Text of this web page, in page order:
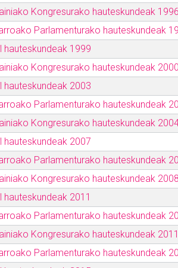
Kongresurako hauteskundeak 1996
Parlamenturako hauteskundeak
hauteskundeak 1999
Kongresurako hauteskundeak 2000
hauteskundeak 2003
Parlamenturako hauteskundeak
Kongresurako hauteskundeak
hauteskundeak 2007
Parlamenturako hauteskundeak
Kongresurako hauteskundeak 2008
hauteskundeak 2011
Parlamenturako hauteskundeak
Kongresurako hauteskundeak 2011
Parlamenturako hauteskundeak